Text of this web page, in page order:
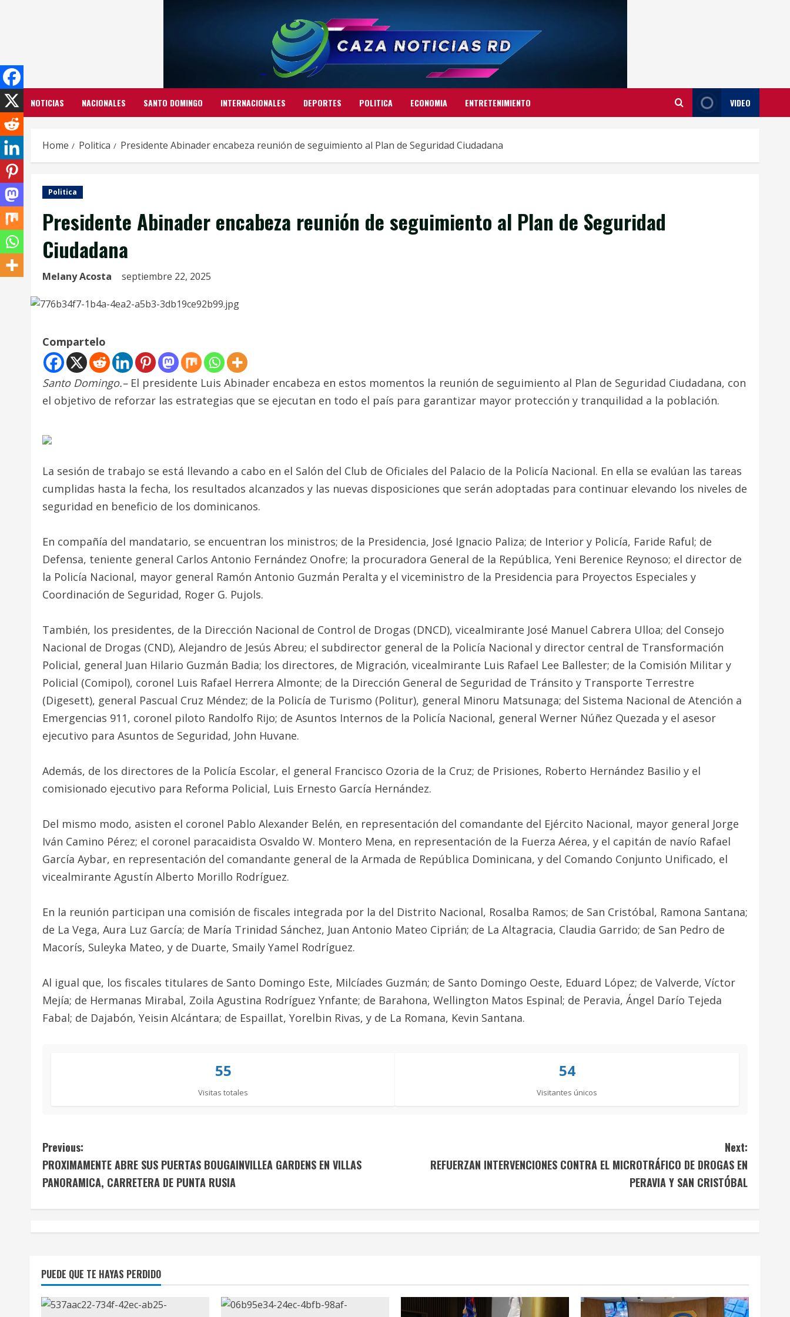
NOTICIAS NACIONALES SANTO DOMINGO INTERNACIONALES DEPORTES POLITICA ECONOMIA ENTRETENIMIENTO VIDEO
Home Politica Presidente Abinader encabeza reunión de seguimiento al Plan de Seguridad Ciudadana
Politica
Presidente Abinader encabeza reunión de seguimiento al Plan de Seguridad
Ciudadana
Melany Acosta septiembre 22, 2025
Compartelo
Santo Domingo.–El presidente Luis Abinader encabeza en estos momentos la reunión de seguimiento al Plan de Seguridad Ciudadana, con
el objetivo de reforzar las estrategias que se ejecutan en todo el país para garantizar mayor protección y tranquilidad a la población.
La sesión de trabajo se está llevando a cabo en el Salón del Club de Oficiales del Palacio de la Policía Nacional. En ella se evalúan las tareas
cumplidas hasta la fecha, los resultados alcanzados y las nuevas disposiciones que serán adoptadas para continuar elevando los niveles de
seguridad en beneficio de los dominicanos.
En compañía del mandatario, se encuentran los ministros; de la Presidencia, José Ignacio Paliza; de Interior y Policía, Faride Raful; de
Defensa, teniente general Carlos Antonio Fernández Onofre; la procuradora General de la República, Yeni Berenice Reynoso; el director de
la Policía Nacional, mayor general Ramón Antonio Guzmán Peralta y el viceministro de la Presidencia para Proyectos Especiales y
Coordinación de Seguridad, Roger G. Pujols.
También, los presidentes, de la Dirección Nacional de Control de Drogas (DNCD), vicealmirante José Manuel Cabrera Ulloa; del Consejo
Nacional de Drogas (CND), Alejandro de Jesús Abreu; el subdirector general de la Policía Nacional y director central de Transformación
Policial, general Juan Hilario Guzmán Badia; los directores, de Migración, vicealmirante Luis Rafael Lee Ballester; de la Comisión Militar y
Policial (Comipol), coronel Luis Rafael Herrera Almonte; de la Dirección General de Seguridad de Tránsito y Transporte Terrestre
(Digesett), general Pascual Cruz Méndez; de la Policía de Turismo (Politur), general Minoru Matsunaga; del Sistema Nacional de Atención a
Emergencias 911, coronel piloto Randolfo Rijo; de Asuntos Internos de la Policía Nacional, general Werner Núñez Quezada y el asesor
ejecutivo para Asuntos de Seguridad, John Huvane.
Además, de los directores de la Policía Escolar, el general Francisco Ozoria de la Cruz; de Prisiones, Roberto Hernández Basilio y el
comisionado ejecutivo para Reforma Policial, Luis Ernesto García Hernández.
Del mismo modo, asisten el coronel Pablo Alexander Belén, en representación del comandante del Ejército Nacional, mayor general Jorge
Iván Camino Pérez; el coronel paracaidista Osvaldo W. Montero Mena, en representación de la Fuerza Aérea, y el capitán de navío Rafael
García Aybar, en representación del comandante general de la Armada de República Dominicana, y del Comando Conjunto Unificado, el
vicealmirante Agustín Alberto Morillo Rodríguez.
En la reunión participan una comisión de fiscales integrada por la del Distrito Nacional, Rosalba Ramos; de San Cristóbal, Ramona Santana;
de La Vega, Aura Luz García; de María Trinidad Sánchez, Juan Antonio Mateo Ciprián; de La Altagracia, Claudia Garrido; de San Pedro de
Macorís, Suleyka Mateo, y de Duarte, Smaily Yamel Rodríguez.
Al igual que, los fiscales titulares de Santo Domingo Este, Milcíades Guzmán; de Santo Domingo Oeste, Eduard López; de Valverde, Víctor
Mejía; de Hermanas Mirabal, Zoila Agustina Rodríguez Ynfante; de Barahona, Wellington Matos Espinal; de Peravia, Ángel Darío Tejeda
Fabal; de Dajabón, Yeisin Alcántara; de Espaillat, Yorelbin Rivas, y de La Romana, Kevin Santana.
55
Visitas totales
54
Visitantes únicos
C
o
n
u
Previous:
PROXIMAMENTE ABRE SUS PUERTAS BOUGAINVILLEA GARDENS EN VILLAS
PANORAMICA, CARRETERA DE PUNTA RUSIA
Next:
REFUERZAN INTERVENCIONES CONTRA EL MICROTRÁFICO DE DROGAS EN
PERAVIA Y SAN CRISTÓBAL
PUEDE QUE TE HAYAS PERDIDO